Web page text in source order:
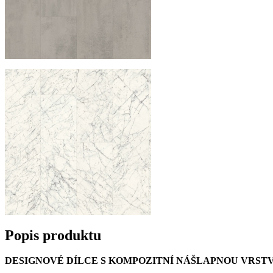
Popis produktu
DESIGNOVÉ DÍLCE S KOMPOZITNÍ NÁŠLAPNOU